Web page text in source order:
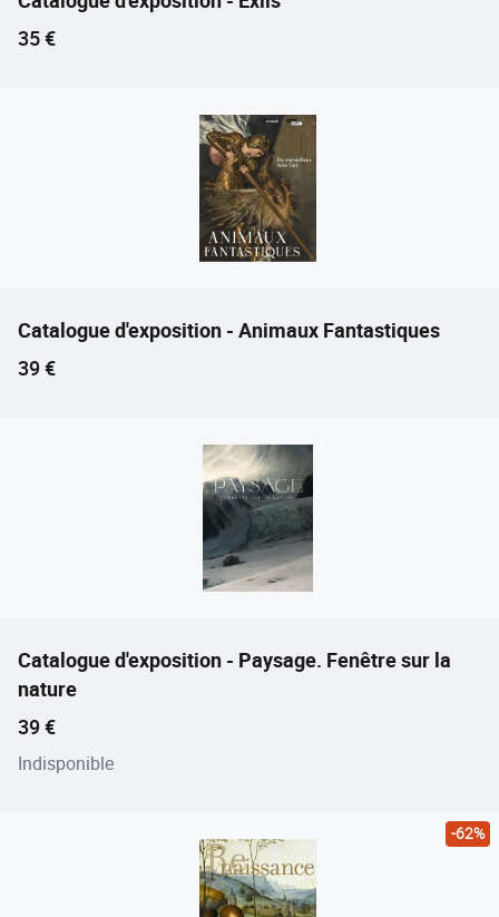
Prix ​​actuel
35 €
Catalogue d'exposition - Animaux Fantastiques
Prix ​​actuel
39 €
Catalogue d'exposition - Paysage. Fenêtre sur la
nature
Prix ​​actuel
39 €
Indisponible
-62%